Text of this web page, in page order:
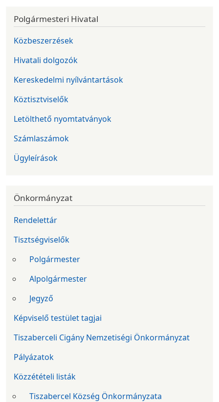
Polgármesteri Hivatal
Közbeszerzések
Hivatali dolgozók
Kereskedelmi nyílvántartások
Köztisztviselők
Letölthető nyomtatványok
Számlaszámok
Ügyleírások
Önkormányzat
Rendelettár
Tisztségviselők
Polgármester
Alpolgármester
Jegyző
Képviselő testület tagjai
Tiszaberceli Cigány Nemzetiségi Önkormányzat
Pályázatok
Közzétételi listák
Tiszabercel Község Önkormányzata